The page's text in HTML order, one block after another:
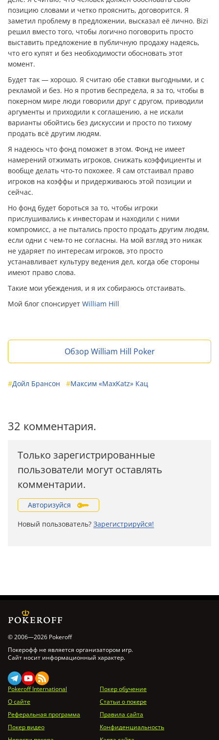
позицию словами и четко прояснить, договорится. Я
заметил проблему в предложении, высказал её лично. Bizi
решил вместо того, чтобы логично поговорить просто
выставить предложение в публичную продажу надеясь,
что его купят и без необходимости обосновать этот
момент.
Будет так — хорошо. Я считаю обе ставки выгодными, и с
рекламой и без. Но я против беспредела, я за то, чтобы в
покерном мире люди говорили друг с другом, приводили
аргументы и приходили к соглашению, а не искали
варианты обойтись без дискуссии и просто по тихому
продать всё другим людям.
Я надеюсь что фонд поможет в этом. Фонд не имеет
намерений отжимать игроков, снижать коэффициенты и
вообще делать что-то похожее. Я сам отстаивал право
игроков на коэффы и придерживаюсь этой позиции и
сейчас.
Но фонд будет бороться за то, чтобы игроки
прислушивались к инвесторам и находили с ними
компромисс, а не пытались просто продать другим людям,
если одни с чем-то не согласны. На мой взгляд это никак
не ударяет по интересам игроков, это просто
устанавливает культуру ведения дел, когда обе стороны
имеют право слова.
Такие мои убеждения, и я их собираюсь отстаивать.
Мой блог спонсирует William Hill
Обзор William Hill Poker
#Дойл Брансон #Максим «MaxKatz» Кац
32 комментария.
Только зарегистрированные
пользователи могут оставлять
комментарии.
Авторизуйся
Новый пользователь? Зарегистрируйся!
© 2006—2026 Pokeroff
Покерофф не является организатором игр.
Сайт носит информационный характер.
Pokeroff International
Покер обучение
О сайте
Статьи о покере
Реферальная программа
Правила сайта
Покер видео
Конфиденциальность